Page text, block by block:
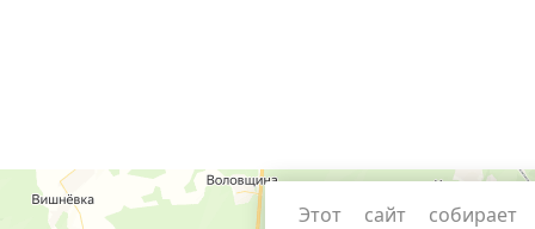
Этот сайт